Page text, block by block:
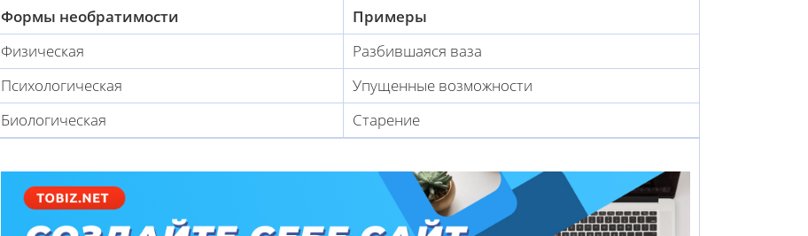
Формы необратимости
Примеры
Физическая
Разбившаяся ваза
Психологическая
Упущенные возможности
Биологическая
Старение